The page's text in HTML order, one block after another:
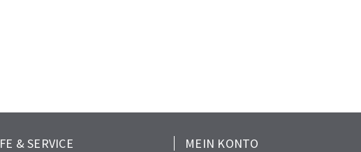
& SERVICE MEIN KONTO